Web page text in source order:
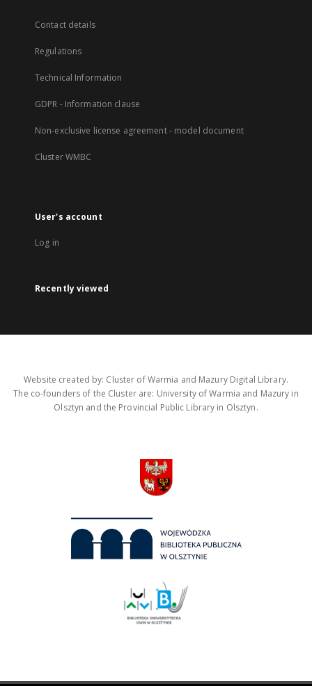
Contact details
Regulations
Technical Information
GDPR - Information clause
Non-exclusive license agreement - model document
Cluster WMBC
User's account
Log in
Recently viewed
Website created by: Cluster of Warmia and Mazury Digital Library.
The co-founders of the Cluster are: University of Warmia and Mazury in
Olsztyn and the Provincial Public Library in Olsztyn.